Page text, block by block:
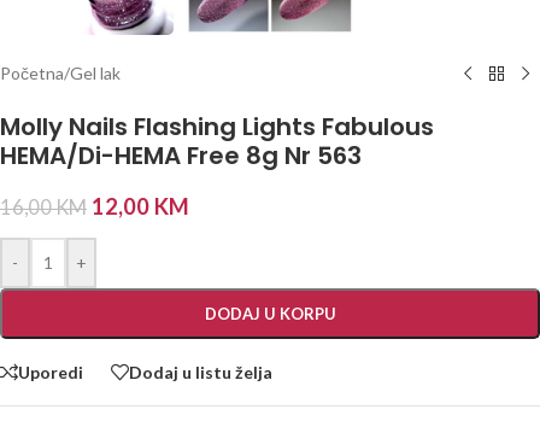
Početna/Gel lak
Molly Nails Flashing Lights Fabulous
HEMA/Di-HEMA Free 8g Nr 563
16,00KM 12,00 KM
- +
DODAJ U KORPU
Uporedi Dodaj u listu želja